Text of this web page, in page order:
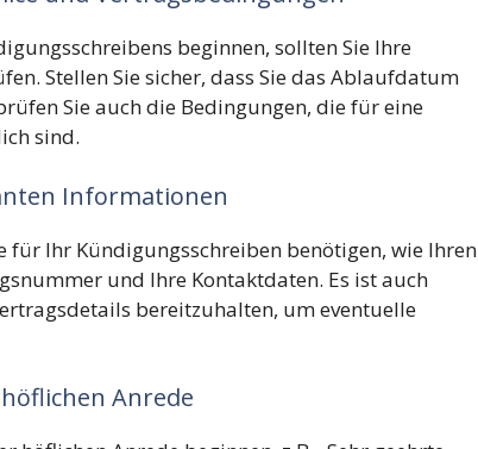
beginnen, sollten Sie Ihre
Stellen Sie sicher, dass Sie das Ablaufdatum
Sie auch die Bedingungen, die für eine
sind.
Informationen
für Ihr Kündigungsschreiben benötigen, wie Ihren
und Ihre Kontaktdaten. Es ist auch
bereitzuhalten, um eventuelle
Anrede